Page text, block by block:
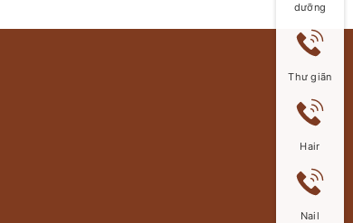
dưỡng
Thư giãn
Hair
Nail